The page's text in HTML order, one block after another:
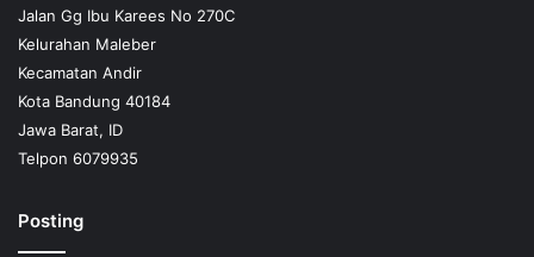
Jalan Gg Ibu Karees No 270C
Kelurahan Maleber
Kecamatan Andir
Kota Bandung 40184
Jawa Barat, ID
Telpon 6079935
Posting